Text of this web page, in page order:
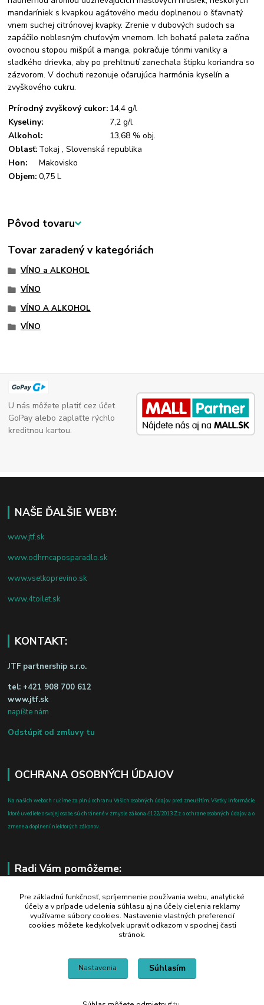
mandaríniek s kvapkou agátového medu doplnenou o šťavnatý
vnem suchej citrónovej kvapky. Zrenie v dubových sudoch sa
zapáčilo noblesným chuťovým vnemom. Ich bohatá paleta začína
ovocnou stopou mišpúľ a manga, pokračuje tónmi vanilky a
sladkého drievka, aby po prehltnutí zanechala štipku koriandra so
zázvorom. V dochuti rezonuje očarujúca harmónia kyselín a
zvyškového cukru.
Prírodný zvyškový cukor: 14,4 g/l
Kyseliny:
7,2 g/l
Alkohol:
13,68 % obj.
Oblasť: Tokaj , Slovenská republika
Hon:
Makovisko
Objem: 0,75 L
Pôvod tovaru
Tovar zaradený v kategóriách
VÍNO a ALKOHOL
VÍNO
VÍNO A ALKOHOL
VÍNO
U nás môžete platiť cez účet
GoPay alebo zaplaťte rýchlo
kreditnou kartou.
NAŠE ĎALŠIE WEBY:
www.jtf.sk
www.odhrncaposparadlo.sk
www.vsetkoprevino.sk
www.4toilet.sk
KONTAKT:
JTF partnership s.r.o.
tel: +421 908 700 612
www.jtf.sk
napíšte nám
Odstúpiť od zmluvy tu
OCHRANA OSOBNÝCH ÚDAJOV
Na našich weboch ručíme za plnú ochranu Vašich osobných údajov pred zneužitím. Všetky informácie,
ktoré uvediete o svojej osobe, sú chránené v zmysle zákona č.122/2013 Z.z. o ochrane osobných údajov a o
zmene a doplnení niektorých zákonov.
Radi Vám pomôžeme:
+421 908 700 612
po-pia: 8.00 - 16.00
business@jtf.sk
Pre základnú funkčnosť, spríjemnenie používania webu, analytické
účely a v prípade udelenia súhlasu aj na účely cielenia reklamy
využívame súbory cookies. Nastavenie vlastných preferencií
cookies môžete kedykoľvek upraviť odkazom v spodnej časti
stránok.
Nastavenia Súhlasím